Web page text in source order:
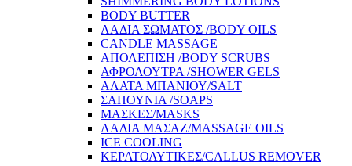
BODY BUTTER
ΛΑΔΙΑ ΣΩΜΑΤΟΣ /BODY OILS
CANDLE MASSAGE
ΑΠΟΛΕΠΙΣΗ /BODY SCRUBS
ΑΦΡΟΛΟΥΤΡΑ /SHOWER GELS
ΑΛΑΤΑ ΜΠΑΝΙΟΥ/SALT
ΣΑΠΟΥΝΙΑ /SOAPS
ΜΑΣΚΕΣ/MASKS
ΛΑΔΙΑ ΜΑΣΑΖ/MASSAGE OILS
ICE COOLING
ΚΕΡΑΤΟΛΥΤΙΚΕΣ/CALLUS REMOVER